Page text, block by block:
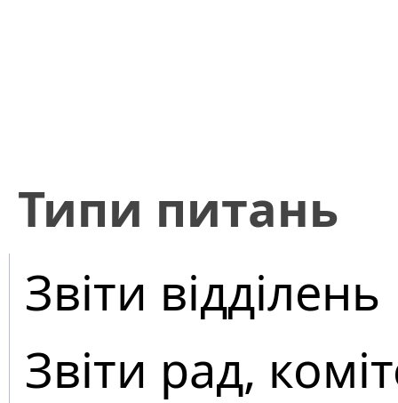
​Типи питань
Звіти відділень
Звіти рад,